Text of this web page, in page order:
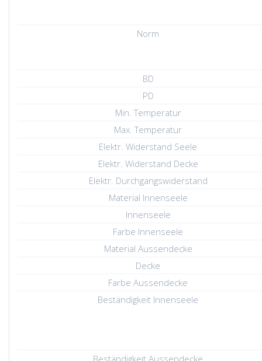
Norm
BD
PD
Min. Temperatur
Max. Temperatur
Elektr. Widerstand Seele
Elektr. Widerstand Decke
Elektr. Durchgangswiderstand
Material Innenseele
Innenseele
Farbe Innenseele
Material Aussendecke
Decke
Farbe Aussendecke
Beständigkeit Innenseele
Beständigkeit Aussendecke